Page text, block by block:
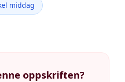
middag
oppskriften?